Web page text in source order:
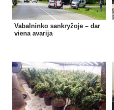
Vabalninko sankryžoje – dar
viena avarija